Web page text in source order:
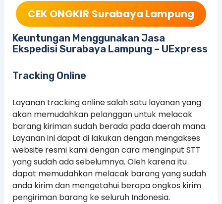
CEK ONGKIR Surabaya Lampung
Keuntungan Menggunakan Jasa
Ekspedisi Surabaya Lampung – UExpress
Tracking Online
Layanan tracking online salah satu layanan yang
akan memudahkan pelanggan untuk melacak
barang kiriman sudah berada pada daerah mana.
Layanan ini dapat di lakukan dengan mengakses
website resmi kami dengan cara menginput STT
yang sudah ada sebelumnya. Oleh karena itu
dapat memudahkan melacak barang yang sudah
anda kirim dan mengetahui berapa ongkos kirim
pengiriman barang ke seluruh Indonesia.